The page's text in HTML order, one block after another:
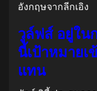
อังกฤษจากลีกเอิง
วูล์ฟส์ อยู่ใน
นี้เป้าหมายเ
แทน